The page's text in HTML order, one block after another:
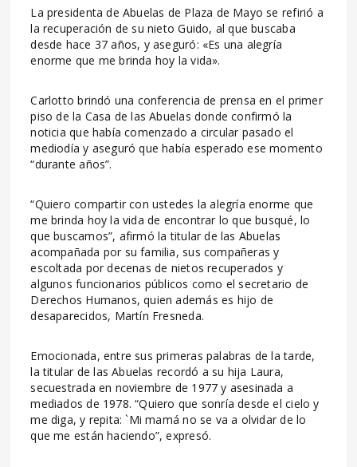
La presidenta de Abuelas de Plaza de Mayo se refirió a
la recuperación de su nieto Guido, al que buscaba
desde hace 37 años, y aseguró: «Es una alegría
enorme que me brinda hoy la vida».
Carlotto brindó una conferencia de prensa en el primer
piso de la Casa de las Abuelas donde confirmó la
noticia que había comenzado a circular pasado el
mediodía y aseguró que había esperado ese momento
“durante años”.
“Quiero compartir con ustedes la alegría enorme que
me brinda hoy la vida de encontrar lo que busqué, lo
que buscamos”, afirmó la titular de las Abuelas
acompañada por su familia, sus compañeras y
escoltada por decenas de nietos recuperados y
algunos funcionarios públicos como el secretario de
Derechos Humanos, quien además es hijo de
desaparecidos, Martín Fresneda.
Emocionada, entre sus primeras palabras de la tarde,
la titular de las Abuelas recordó a su hija Laura,
secuestrada en noviembre de 1977 y asesinada a
mediados de 1978. “Quiero que sonría desde el cielo y
me diga, y repita: `Mi mamá no se va a olvidar de lo
que me están haciendo”, expresó.